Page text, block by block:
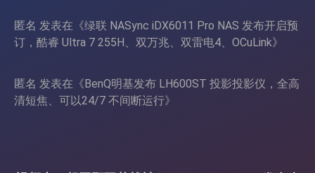
匿名 发表在《绿联 NASync iDX6011 Pro NAS 发布开启预
订，酷睿 Ultra 7 255H、双万兆、双雷电4、OCuLink》
匿名 发表在《 BenQ明基发布 LH600ST 投影投影仪，全高
清短焦、可以24/7 不间断运行》